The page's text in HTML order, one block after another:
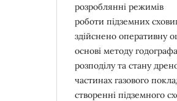
розроблянні режимів
роботи підземних
здійснено оперативну
основі методу
розподілу та стану
частинах газового
створенні підземного